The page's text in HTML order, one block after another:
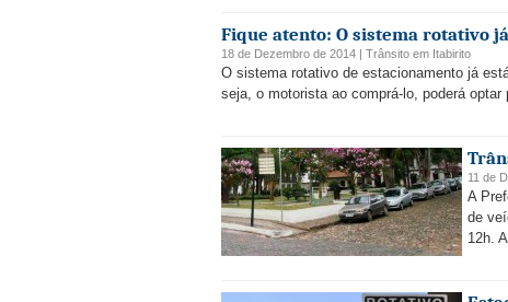
Fique atento: O sistema rotativo
18 de Dezembro de 2014 | Trânsito em Itabirito
O sistema rotativo de estacionamento já
seja, o motorista ao comprá-lo, poderá
11 de
A
de
12h.